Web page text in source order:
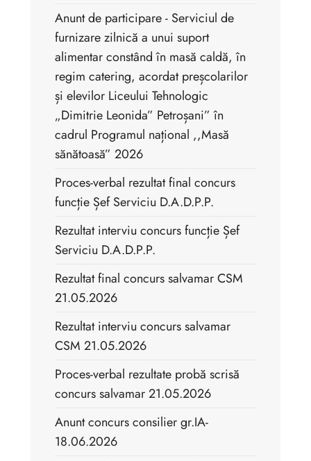
Anunt de participare - Serviciul de
furnizare zilnică a unui suport
alimentar constând în masă caldă, în
regim catering, acordat preșcolarilor
și elevilor Liceului Tehnologic
„Dimitrie Leonida” Petroșani” în
cadrul Programul național ,,Masă
sănătoasă” 2026
Proces-verbal rezultat final concurs
funcție Șef Serviciu D.A.D.P.P.
Rezultat interviu concurs funcție Șef
Serviciu D.A.D.P.P.
Rezultat final concurs salvamar CSM
21.05.2026
Rezultat interviu concurs salvamar
CSM 21.05.2026
Proces-verbal rezultate probă scrisă
concurs salvamar 21.05.2026
Anunt concurs consilier gr.IA-
18.06.2026